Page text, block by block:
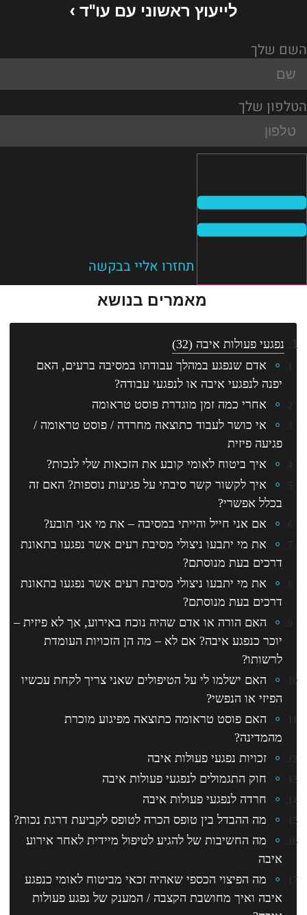
לייעוץ ראשוני עם עו"ד ›
השם שלך
הטלפון שלך
תחזרו אליי בבקשה
מאמרים בנושא
נפגעי פעולות איבה (32)
אדם שנפגע במהלך עבודתו במסיבה ברעים, האם
יפנה לנפגעי איבה או לנפגעי עבודה?
אחרי כמה זמן מוגדרת פוסט טראומה
אי כושר לעבוד כתוצאה מחרדה / פוסט טראומה /
פגיעה פיזית
איך ביטוח לאומי קובע את הזכאות שלי לנכות?
איך לקשור קשר סיבתי על פגיעות נוספות? האם זה
בכלל אפשרי?
אם אני חייל והייתי במסיבה – את מי אני תובע?
את מי יתבעו ניצולי מסיבת רעים אשר נפגעו בתאונת
דרכים בעת מנוסתם?
את מי יתבעו ניצולי מסיבת רעים אשר נפגעו בתאונת
דרכים בעת מנוסתם?
האם הורה או אדם שהיה נוכח באירוע, אך לא פיזית –
יוכר כנפגע איבה? אם לא – מה הן הזכויות העומדת
לרשותו?
האם ישלמו לי על הטיפולים שאני צריך לקחת עכשיו
הפיזי או הנפשי?
האם פוסט טראומה כתוצאה מפיגוע מוכרת
מהמדינה?
זכויות נפגעי פעולות איבה
חוק התגמולים לנפגעי פעולות איבה
חרדה לנפגעי פעולות איבה
מה ההבדל בין טופס הכרה לטופס לקביעת דרגת נכות?
מה החשיבות של להגיע לטיפול מיידית לאחר אירוע
איבה
מה הפיצוי הכספי שאהיה זכאי מביטוח לאומי כנפגע
איבה ואיך מחושבת הקצבה / המענק של נפגע פעולות